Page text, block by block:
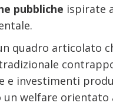
pubbliche ispirate
quadro articolato
e investimenti
welfare orientato